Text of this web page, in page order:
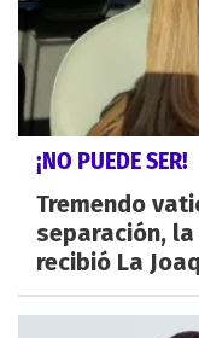
¡NO PUEDE SER!
Tremendo
separación,
recibió La